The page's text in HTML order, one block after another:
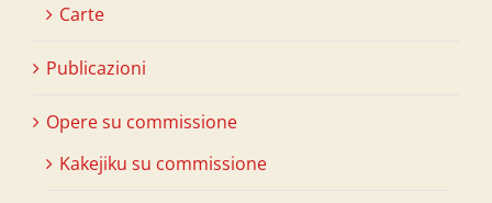
Carte
Publicazioni
Opere su commissione
Kakejiku su commissione